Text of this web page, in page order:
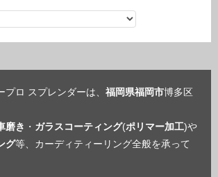
プロ スプレンダーは、 福岡県福岡市博多区
磨き ・ ガラスコーティング(ポリマー加工)や
グ等、カーディティーリング全般を承って